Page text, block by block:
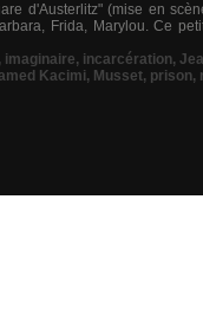
d'Austerlitz" (mise en
Frida, Marylou. Ce
, imaginaire, incarcération,
Kacimi, Musset, prison,